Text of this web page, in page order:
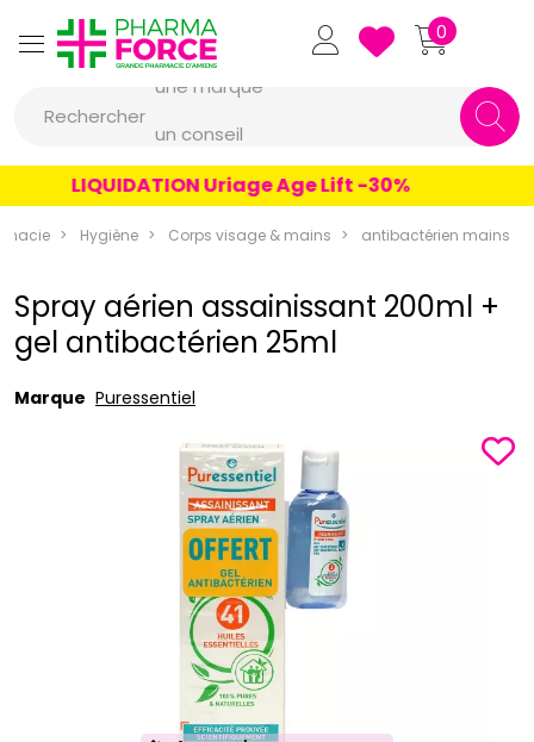
Pharmaforce Grande Pharmacie
0
Rechercher
une marque
un produit
une marque
LIQUIDATION Uriage Age Lift -30%
Hygiène Corps visage & mains antibactérien mains
Spray aérien assainissant 200ml +
gel antibactérien 25ml
Marque Puressentiel